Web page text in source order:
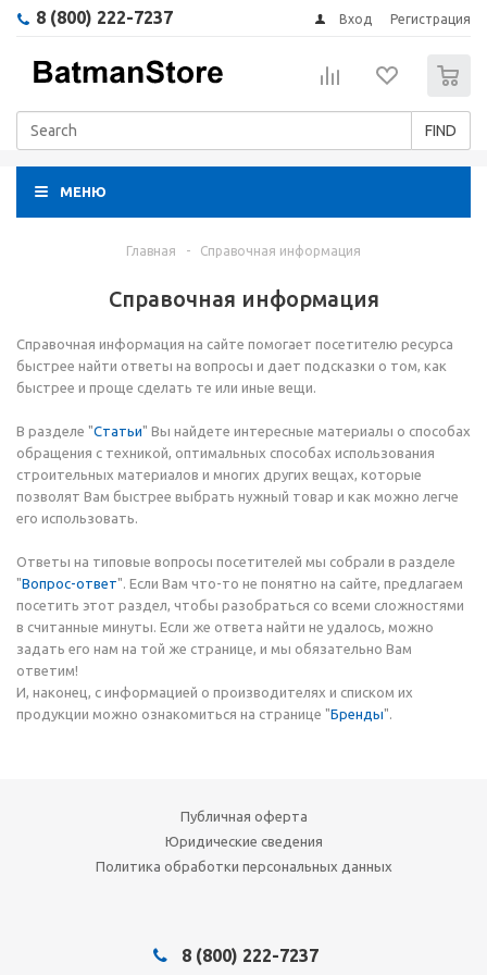
8 (800) 222-7237 Вход Регистрация
FIND
МЕНЮ
Главная - Справочная информация
Справочная информация
Справочная информация на сайте помогает посетителю ресурса
быстрее найти ответы на вопросы и дает подсказки о том, как
быстрее и проще сделать те или иные вещи.
В разделе "Статьи" Вы найдете интересные материалы о способах
обращения с техникой, оптимальных способах использования
строительных материалов и многих других вещах, которые
позволят Вам быстрее выбрать нужный товар и как можно легче
его использовать.
Ответы на типовые вопросы посетителей мы собрали в разделе
"Вопрос-ответ". Если Вам что-то не понятно на сайте, предлагаем
посетить этот раздел, чтобы разобраться со всеми сложностями
в считанные минуты. Если же ответа найти не удалось, можно
задать его нам на той же странице, и мы обязательно Вам
ответим!
И, наконец, с информацией о производителях и списком их
продукции можно ознакомиться на странице "Бренды".
Публичная оферта
Юридические сведения
Политика обработки персональных данных
8 (800) 222-7237